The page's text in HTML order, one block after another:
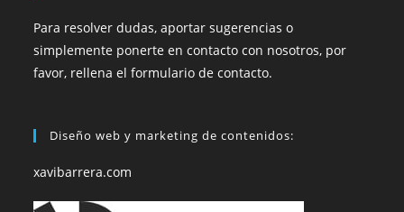
Para resolver dudas, aportar sugerencias o
simplemente ponerte en contacto con nosotros, por
favor, rellena el formulario de contacto.
Diseño web y marketing de contenidos:
xavibarrera.com